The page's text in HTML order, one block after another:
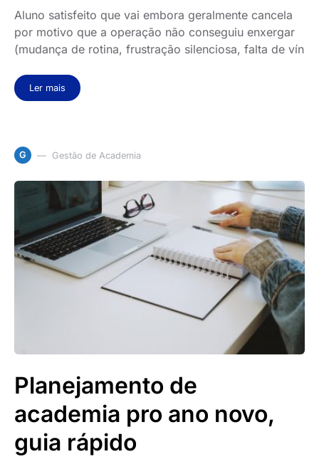
Aluno satisfeito que vai embora geralmente cancela
por motivo que a operação não conseguiu enxergar
(mudança de rotina, frustração silenciosa, falta de vín
Ler mais
G Gestão de Academia
Planejamento de
academia pro ano novo,
guia rápido